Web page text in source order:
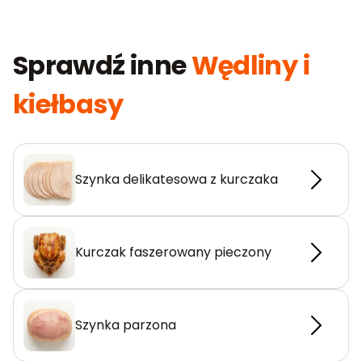
Sprawdź inneWędliny i
kiełbasy
Szynka delikatesowa z kurczaka
Kurczak faszerowany pieczony
Szynka parzona